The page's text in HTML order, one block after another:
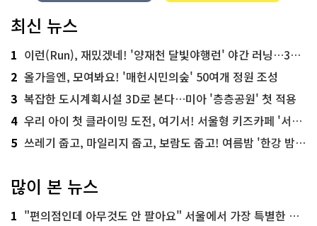
최신 뉴스
1 이런(Run), 재밌겠네! '양재천 달빛야행런' 야간 러닝…300명 모집
2 올가을엔, 모여봐요! '매헌시민의숲' 50여개 정원 조성
3 복잡한 도시계획시설 3D로 본다…미아 '층층공원' 첫 적용
4 우리 아이 첫 클라이밍 도전, 여기서! 서울형 키즈카페 '서울가족플라자점'
5 쓰레기 줍고, 마일리지 줍고, 보람도 줍고! 여름밤 '한강 밤마실 줍깅'
많이 본 뉴스
1 "편의점인데 아무것도 안 팔아요" 서울에서 가장 특별한 편의점의 정체